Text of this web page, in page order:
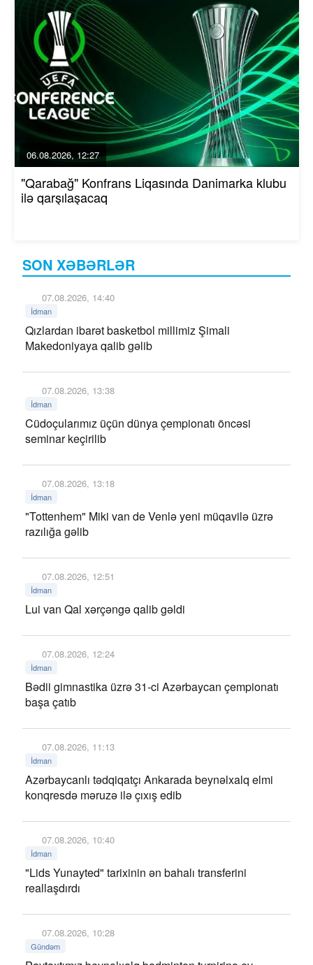
SON XƏBƏRLƏR
07.08.2026, 14:40
İdman
Qızlardan ibarət basketbol millimiz Şimali
Makedoniyaya qalib gəlib
07.08.2026, 13:38
İdman
Cüdoçularımız üçün dünya çempionatı öncəsi
seminar keçirilib
07.08.2026, 13:18
İdman
"Tottenhem" Miki van de Venlə yeni müqavilə üzrə
razılığa gəlib
07.08.2026, 12:51
İdman
Lui van Qal xərçəngə qalib gəldi
07.08.2026, 12:24
İdman
Bədii gimnastika üzrə 31-ci Azərbaycan çempionatı
başa çatıb
07.08.2026, 11:13
İdman
Azərbaycanlı tədqiqatçı Ankarada beynəlxalq elmi
konqresdə məruzə ilə çıxış edib
07.08.2026, 10:40
İdman
"Lids Yunayted" tarixinin ən bahalı transferini
reallaşdırdı
07.08.2026, 10:28
Gündəm
06.08.2026, 12:27
"Qarabağ" Konfrans Liqasında Danimarka klubu
ilə qarşılaşacaq